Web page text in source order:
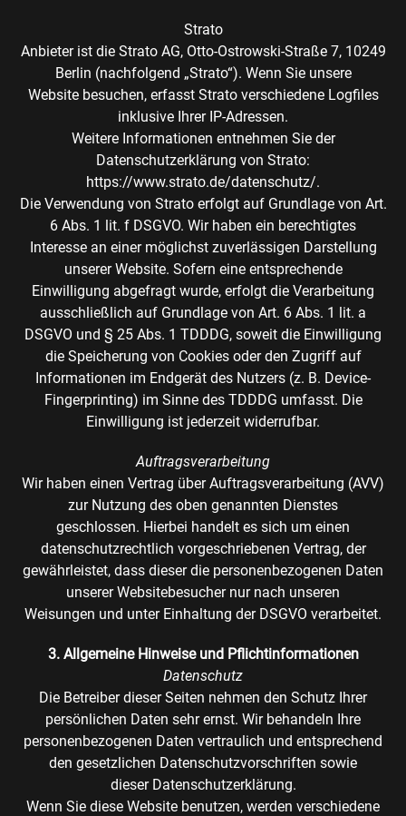
Strato
Anbieter ist die Strato AG, Otto-Ostrowski-Straße 7, 10249
Berlin (nachfolgend „Strato“). Wenn Sie unsere
Website besuchen, erfasst Strato verschiedene Logfiles
inklusive Ihrer IP-Adressen.
Weitere Informationen entnehmen Sie der
Datenschutzerklärung von Strato:
https://www.strato.de/datenschutz/.
Die Verwendung von Strato erfolgt auf Grundlage von Art.
6 Abs. 1 lit. f DSGVO. Wir haben ein berechtigtes
Interesse an einer möglichst zuverlässigen Darstellung
unserer Website. Sofern eine entsprechende
Einwilligung abgefragt wurde, erfolgt die Verarbeitung
ausschließlich auf Grundlage von Art. 6 Abs. 1 lit. a
DSGVO und § 25 Abs. 1 TDDDG, soweit die Einwilligung
die Speicherung von Cookies oder den Zugriff auf
Informationen im Endgerät des Nutzers (z. B. Device-
Fingerprinting) im Sinne des TDDDG umfasst. Die
Einwilligung ist jederzeit widerrufbar.
Auftragsverarbeitung
Wir haben einen Vertrag über Auftragsverarbeitung (AVV)
zur Nutzung des oben genannten Dienstes
geschlossen. Hierbei handelt es sich um einen
datenschutzrechtlich vorgeschriebenen Vertrag, der
gewährleistet, dass dieser die personenbezogenen Daten
unserer Websitebesucher nur nach unseren
Weisungen und unter Einhaltung der DSGVO verarbeitet.
3. Allgemeine Hinweise und Pflichtinformationen
Datenschutz
Die Betreiber dieser Seiten nehmen den Schutz Ihrer
persönlichen Daten sehr ernst. Wir behandeln Ihre
personenbezogenen Daten vertraulich und entsprechend
den gesetzlichen Datenschutzvorschriften sowie
dieser Datenschutzerklärung.
Wenn Sie diese Website benutzen, werden verschiedene